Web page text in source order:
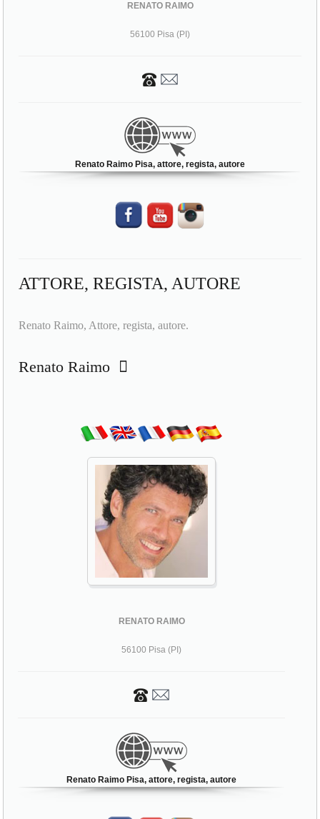
RENATO RAIMO
56100 Pisa (PI)
Renato Raimo Pisa, attore, regista, autore
ATTORE, REGISTA, AUTORE
Renato Raimo, Attore, regista, autore.
Renato Raimo
RENATO RAIMO
56100 Pisa (PI)
Renato Raimo Pisa, attore, regista, autore